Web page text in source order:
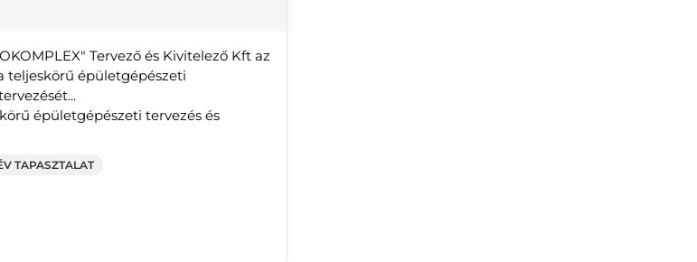
Tervező és Kivitelező Kft az
teljeskörű épületgépészeti
épületgépészeti tervezés és
TAPASZTALAT